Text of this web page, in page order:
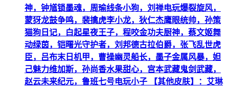
神，钟馗锁墨魂，周瑜线条小狗，刘禅电玩爆裂旋风，
蒙犽龙鼓争鸣，裴擒虎李小龙，狄仁杰鹰眼统帅，孙策
猫狗日记，白起星夜王子，程咬金功夫厨神，蔡文姬舞
动绿茵，铠曙光守护者，刘邦德古拉伯爵，张飞乱世虎
臣，吕布末日机甲，曹操幽灵船长，墨子金属风暴，妲
己魅力维加斯，孙尚香水果甜心，宫本武藏鬼剑武藏，
赵云未来纪元，鲁班七号电玩小子 【其他皮肤】：艾琳